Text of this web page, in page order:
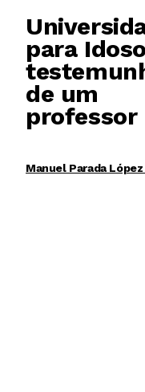
para
de um
professor
Manuel Parada